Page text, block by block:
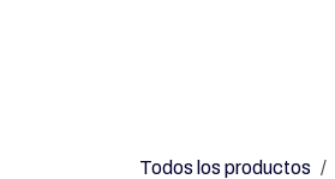
Todos los productos